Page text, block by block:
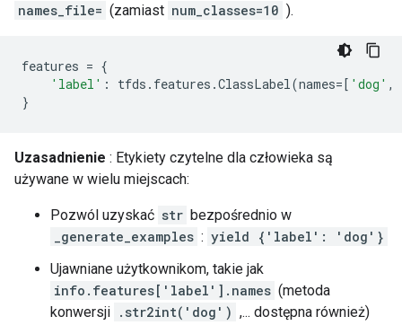
names_file= (zamiast num_classes=10 ).
features = {
'label' : tfds . features .ClassLabel(names=[ 'dog' ,
}
Uzasadnienie : Etykiety czytelne dla człowieka są
używane w wielu miejscach:
Pozwól uzyskać str bezpośrednio w
_generate_examples : yield {'label': 'dog'}
Ujawniane użytkownikom, takie jak
info.features['label'].names (metoda
konwersji .str2int('dog') ,... dostępna również)